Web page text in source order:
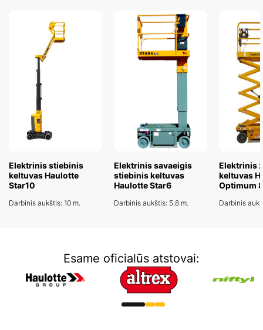
Elektrinis stiebinis
keltuvas Haulotte
Star10
Darbinis aukštis: 10 m.
Elektrinis savaeigis
stiebinis keltuvas
Haulotte Star6
Darbinis aukštis: 5,8 m.
Elektrinis
keltuvas
Optimum 8
Darbinis
Esame oficialūs atstovai: